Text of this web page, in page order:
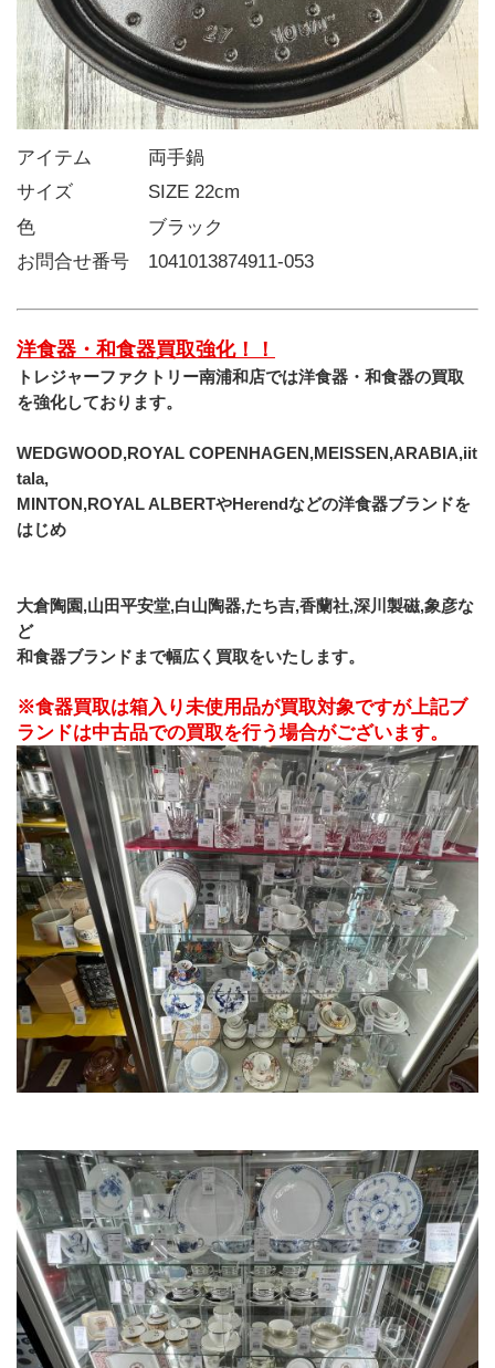
アイテム   両手鍋
サイズ    SIZE 22cm
色      ブラック
お問合せ番号 1041013874911-053
洋食器・和食器買取強化！！
トレジャーファクトリー南浦和店では洋食器・和食器の買取
を強化しております。
WEDGWOOD,ROYAL COPENHAGEN,MEISSEN,ARABIA,iit
tala,
MINTON,ROYAL ALBERTやHerendなどの洋食器ブランドを
はじめ
大倉陶園,山田平安堂,白山陶器,たち吉,香蘭社,深川製磁,象彦な
ど
和食器ブランドまで幅広く買取をいたします。
※食器買取は箱入り未使用品が買取対象ですが上記ブ
ランドは中古品での買取を行う場合がございます。